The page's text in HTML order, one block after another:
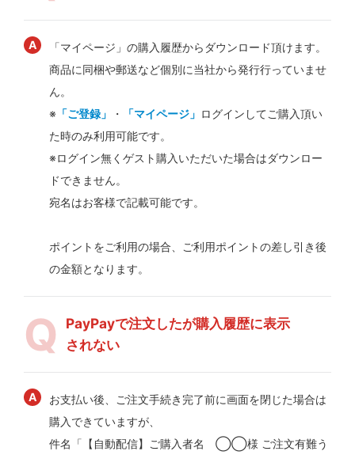
「マイページ」の購入履歴からダウンロード頂けます。
商品に同梱や郵送など個別に当社から発行行っていませ
ん。
※ 「ご登録」 ・ 「マイページ」 ログインしてご購入頂い
た時のみ利用可能です。
※ログイン無くゲスト購入いただいた場合はダウンロー
ドできません。
宛名はお客様で記載可能です。
ポイントをご利用の場合、ご利用ポイントの差し引き後
の金額となります。
PayPayで注文したが購入履歴に表示
されない
お支払い後、ご注文手続き完了前に画面を閉じた場合は
購入できていますが、
件名「【自動配信】ご購入者名 ◯◯様 ご注文有難う